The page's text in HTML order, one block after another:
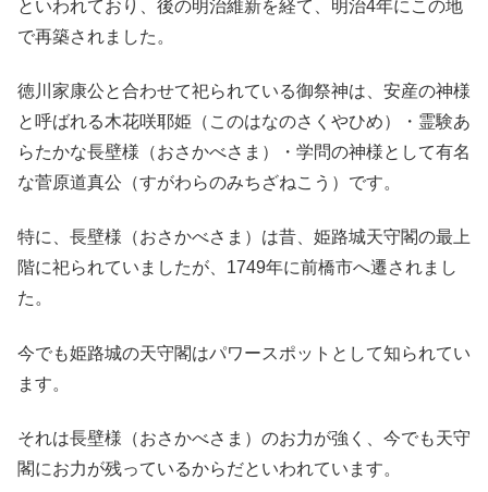
といわれており、後の明治維新を経て、明治4年にこの地
で再築されました。
徳川家康公と合わせて祀られている御祭神は、安産の神様
と呼ばれる木花咲耶姫（このはなのさくやひめ）・霊験あ
らたかな長壁様（おさかべさま）・学問の神様として有名
な菅原道真公（すがわらのみちざねこう）です。
特に、長壁様（おさかべさま）は昔、姫路城天守閣の最上
階に祀られていましたが、1749年に前橋市へ遷されまし
た。
今でも姫路城の天守閣はパワースポットとして知られてい
ます。
それは長壁様（おさかべさま）のお力が強く、今でも天守
閣にお力が残っているからだといわれています。